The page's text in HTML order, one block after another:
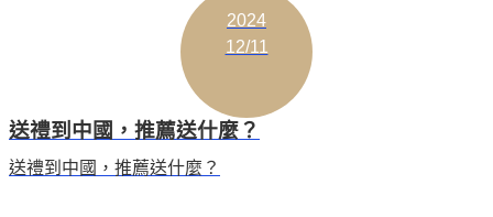
2024
12/11
送禮到中國，推薦送什麼？
送禮到中國，推薦送什麼？